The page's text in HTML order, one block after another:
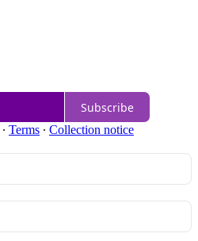
Subscribe
∙ Terms ∙ Collection notice